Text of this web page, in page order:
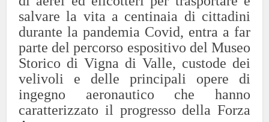
salvare la vita a centinaia di cittadini
durante la pandemia Covid, entra a far
parte del percorso espositivo del Museo
Storico di Vigna di Valle, custode dei
velivoli e delle principali opere di
ingegno aeronautico che hanno
caratterizzato il progresso della Forza